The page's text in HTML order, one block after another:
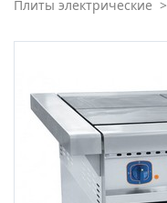
Плиты электрические >